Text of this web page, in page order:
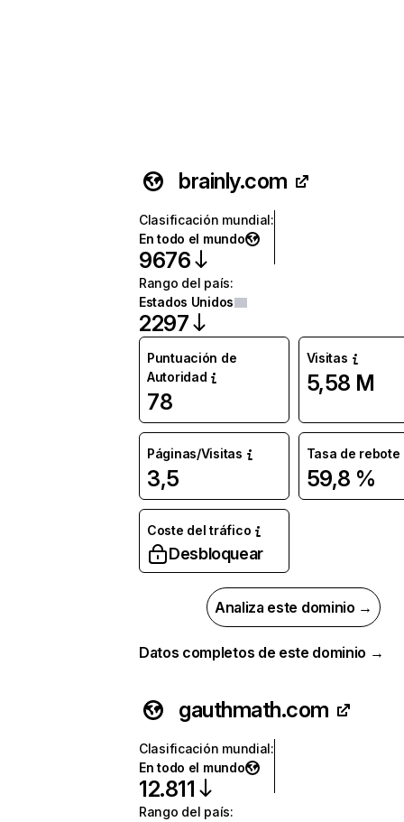
brainly.com
Clasificación mundial:
En todo el mundo
9676
Rango del país:
Estados Unidos
2297
Puntuación de
Autoridad
78
Visitas
5,58 M
Páginas/Visitas
3,5
Tasa de rebote
59,8 %
Coste del tráfico
Desbloquear
Analiza este dominio →
Datos completos de este dominio →
gauthmath.com
Clasificación mundial:
En todo el mundo
12.811
Rango del país: